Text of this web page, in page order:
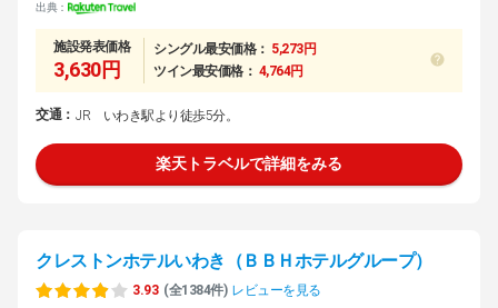
出典：
施設発表価格
3,630円
シングル最安価格： 5,273円
ツイン最安価格： 4,764円
交通： JR いわき駅より徒歩5分。
楽天トラベルで詳細をみる
クレストンホテルいわき（ＢＢＨホテルグループ）
3.93 (全1384件) レビューを見る